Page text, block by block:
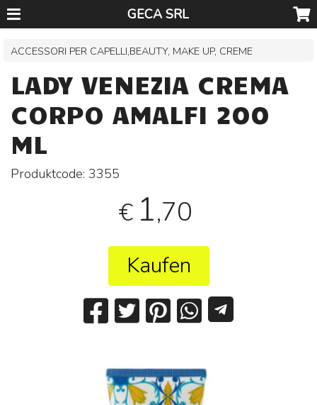
GECA SRL
ACCESSORI PER CAPELLI,BEAUTY, MAKE UP, CREME
LADY VENEZIA CREMA
CORPO AMALFI 200
ML
Produktcode:3355
€ 1,70
Kaufen